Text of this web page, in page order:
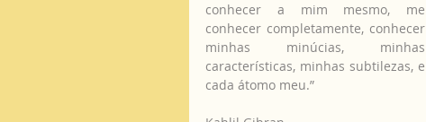
conhecer a mim mesmo, me
conhecer completamente, conhecer
minhas minúcias, minhas
características, minhas subtilezas, e
cada átomo meu.”